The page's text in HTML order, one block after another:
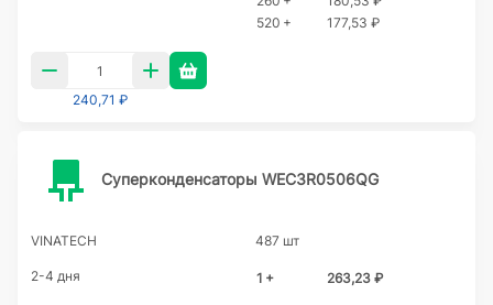
520 +
177,53 ₽
240,71 ₽
Суперконденсаторы WEC3R0506QG
VINATECH 487 шт
2-4 дня 1 + 263,23 ₽